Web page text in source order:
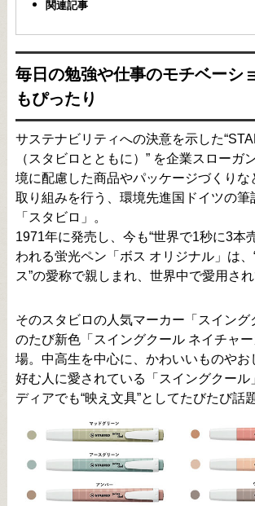
関連記事
毎日の勉強や仕事のモチベーシ
もぴったり
サステナビリティへの決意を示した
（スタビロとともに）” を企業スローガ
境に配慮した商品やパッケージづくりな
取り組みを行う、環境先進国ドイツの筆
「スタビロ」。
1971年に発売し、今も“世界で1秒に3本
われる蛍光ペン「ボス オリジナル」は、
ス”の愛称で親しまれ、世界中で愛用され
そのスタビロの人気マーカー「スイング
のたび新色「スイングクール ネイチャ
場。中高生を中心に、かわいいものやお
好む人に愛されている「スイングクール
ディアでも“映え文具”としてたびたび話